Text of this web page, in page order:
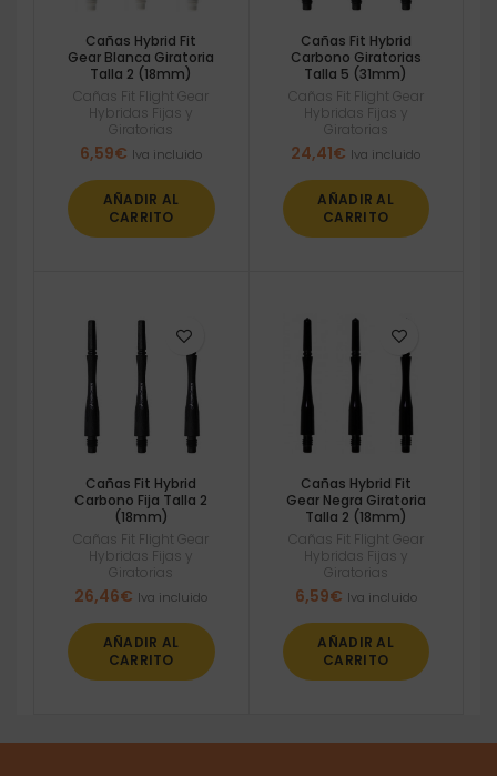
Cañas Hybrid Fit
Gear Blanca Giratoria
Talla 2 (18mm)
Cañas Fit Flight Gear
Hybridas Fijas y
Giratorias
6,59€ Iva incluido
AÑADIR AL
CARRITO
Cañas Fit Hybrid
Carbono Giratorias
Talla 5 (31mm)
Cañas Fit Flight Gear
Hybridas Fijas y
Giratorias
24,41€ Iva incluido
AÑADIR AL
CARRITO
Cañas Fit Hybrid
Carbono Fija Talla 2
(18mm)
Cañas Fit Flight Gear
Hybridas Fijas y
Giratorias
26,46€ Iva incluido
AÑADIR AL
CARRITO
Cañas Hybrid Fit
Gear Negra Giratoria
Talla 2 (18mm)
Cañas Fit Flight Gear
Hybridas Fijas y
Giratorias
6,59€ Iva incluido
AÑADIR AL
CARRITO